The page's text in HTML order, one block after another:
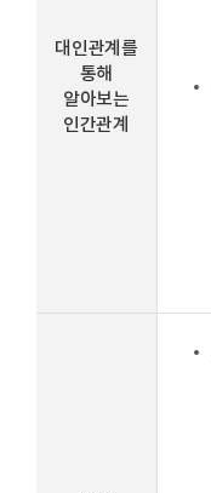
대인관계를
통해
알아보는
인간관계